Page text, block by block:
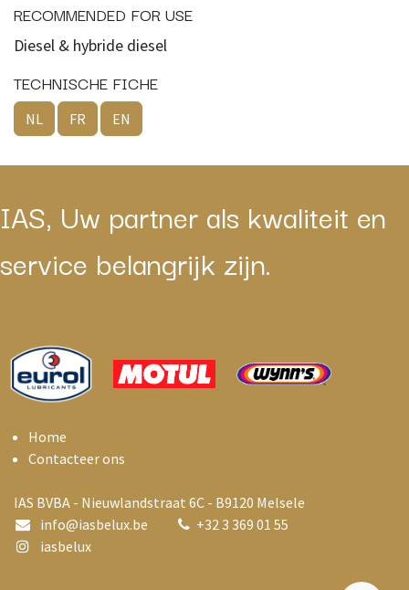
RECOMMENDED FOR USE
Diesel & hybride diesel
TECHNISCHE FICHE
NL FR EN
IAS, Uw partner als kwaliteit en
service belangrijk zijn.
Home
Contacteer ons
IAS BVBA - Nieuwlandstraat 6C - B9120 Melsele
info@iasbelux.be +32 3 369 01 55
iasbelux